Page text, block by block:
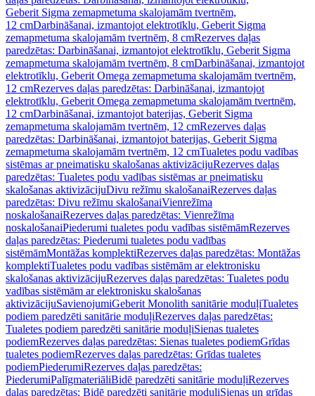
Geberit Sigma zemapmetuma skalojamām tvertnēm,
12 cmDarbināšanai, izmantojot elektrotīklu, Geberit Sigma
zemapmetuma skalojamām tvertnēm, 8 cmRezerves daļas
paredzētas: Darbināšanai, izmantojot elektrotīklu, Geberit Sigma
zemapmetuma skalojamām tvertnēm, 8 cmDarbināšanai, izmantojot
elektrotīklu, Geberit Omega zemapmetuma skalojamām tvertnēm,
12 cmRezerves daļas paredzētas: Darbināšanai, izmantojot
elektrotīklu, Geberit Omega zemapmetuma skalojamām tvertnēm,
12 cmDarbināšanai, izmantojot baterijas, Geberit Sigma
zemapmetuma skalojamām tvertnēm, 12 cmRezerves daļas
paredzētas: Darbināšanai, izmantojot baterijas, Geberit Sigma
zemapmetuma skalojamām tvertnēm, 12 cmTualetes podu vadības
sistēmas ar pneimatisku skalošanas aktivizācijuRezerves daļas
paredzētas: Tualetes podu vadības sistēmas ar pneimatisku
skalošanas aktivizācijuDivu režīmu skalošanaiRezerves daļas
paredzētas: Divu režīmu skalošanaiVienrežīma
noskalošanaiRezerves daļas paredzētas: Vienrežīma
noskalošanaiPiederumi tualetes podu vadības sistēmāmRezerves
daļas paredzētas: Piederumi tualetes podu vadības
sistēmāmMontāžas komplektiRezerves daļas paredzētas: Montāžas
komplektiTualetes podu vadības sistēmām ar elektronisku
skalošanas aktivizācijuRezerves daļas paredzētas: Tualetes podu
vadības sistēmām ar elektronisku skalošanas
aktivizācijuSavienojumiGeberit Monolith sanitārie moduļiTualetes
podiem paredzēti sanitārie moduļiRezerves daļas paredzētas:
Tualetes podiem paredzēti sanitārie moduļiSienas tualetes
podiemRezerves daļas paredzētas: Sienas tualetes podiemGrīdas
tualetes podiemRezerves daļas paredzētas: Grīdas tualetes
podiemPiederumiRezerves daļas paredzētas:
PiederumiPalīgmateriāliBidē paredzēti sanitārie moduļiRezerves
daļas paredzētas: Bidē paredzēti sanitārie moduļiSienas un grīdas